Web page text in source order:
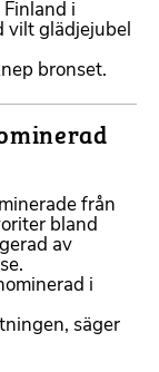
i
vilt glädjejubel
bronset.
från
bland
av
i
säger